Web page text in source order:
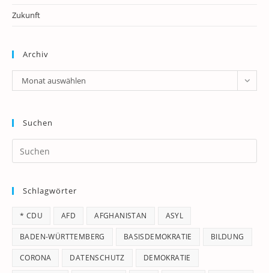
Zukunft
Archiv
Archiv
Monat auswählen
Suchen
Schlagwörter
* CDU AFD AFGHANISTAN ASYL
BADEN-WÜRTTEMBERG BASISDEMOKRATIE BILDUNG
CORONA DATENSCHUTZ DEMOKRATIE